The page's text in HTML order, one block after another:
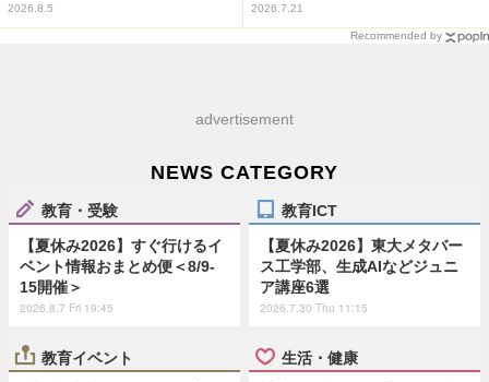
2026.8.5 2026.7.21
Recommended by
advertisement
NEWS CATEGORY
教育・受験
【夏休み2026】すぐ行けるイ
ベント情報おまとめ便＜8/9-
15開催＞
2026.8.7 Fri 19:45
教育ICT
【夏休み2026】東大メタバー
ス工学部、生成AIなどジュニ
ア講座6選
2026.7.30 Thu 11:15
教育イベント 生活・健康